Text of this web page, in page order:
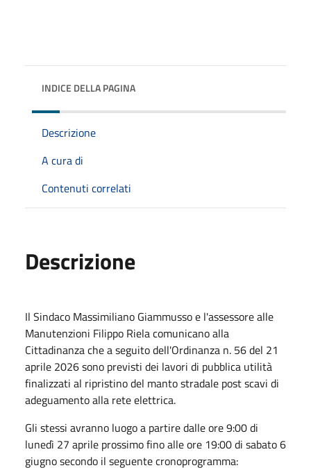
INDICE DELLA PAGINA
Descrizione
A cura di
Contenuti correlati
Descrizione
Il Sindaco Massimiliano Giammusso e l'assessore alle
Manutenzioni Filippo Riela comunicano alla
Cittadinanza che a seguito dell'Ordinanza n. 56 del 21
aprile 2026 sono previsti dei lavori di pubblica utilità
finalizzati al ripristino del manto stradale post scavi di
adeguamento alla rete elettrica.
Gli stessi avranno luogo a partire dalle ore 9:00 di
lunedì 27 aprile prossimo fino alle ore 19:00 di sabato 6
giugno secondo il seguente cronoprogramma: